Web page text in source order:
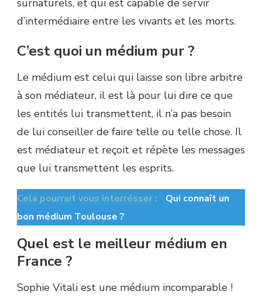
d’intermédiaire entre les vivants et les morts.
C’est quoi un médium pur ?
Le médium est celui qui laisse son libre arbitre
à son médiateur, il est là pour lui dire ce que
les entités lui transmettent, il n’a pas besoin
de lui conseiller de faire telle ou telle chose. Il
est médiateur et reçoit et répète les messages
que lui transmettent les esprits.
Cela pourrait vous interrésser :
Qui connaît un
bon médium Toulouse ?
Quel est le meilleur médium en
France ?
Sophie Vitali est une médium incomparable !